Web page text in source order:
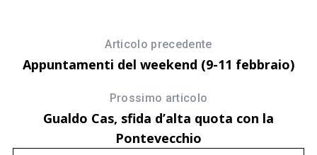
Articolo precedente
Appuntamenti del weekend (9-11 febbraio)
Prossimo articolo
Gualdo Cas, sfida d’alta quota con la
Pontevecchio